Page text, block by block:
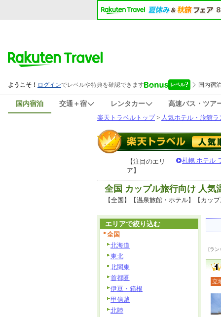
国内宿泊 交通＋宿 レンタカー
高速バス・ツア
楽天トラベルトップ> 人気ホテル・旅館ラ
【注目のエリ
ア】
札幌 ホテル
全国 カップル旅行向け 人気
【全国】【温泉旅館・ホテル】【カッ
[ラン
立
エリアで絞り込む
全国
北海道
東北
北関東
首都圏
伊豆・箱根
甲信越
北陸